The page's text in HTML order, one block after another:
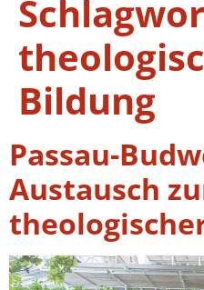
Bildung
Passau-
Austausch